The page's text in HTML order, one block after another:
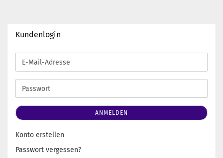
Kundenlogin
E-
Mail-
Adresse
Passwort
ANMELDEN
Konto erstellen
Passwort vergessen?